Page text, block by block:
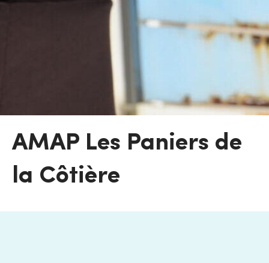
AMAP Les Paniers de
la Côtière